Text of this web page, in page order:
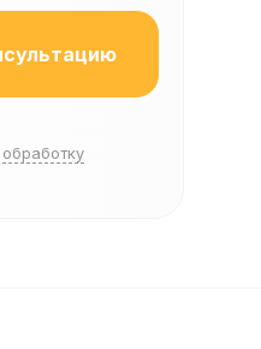
обработку